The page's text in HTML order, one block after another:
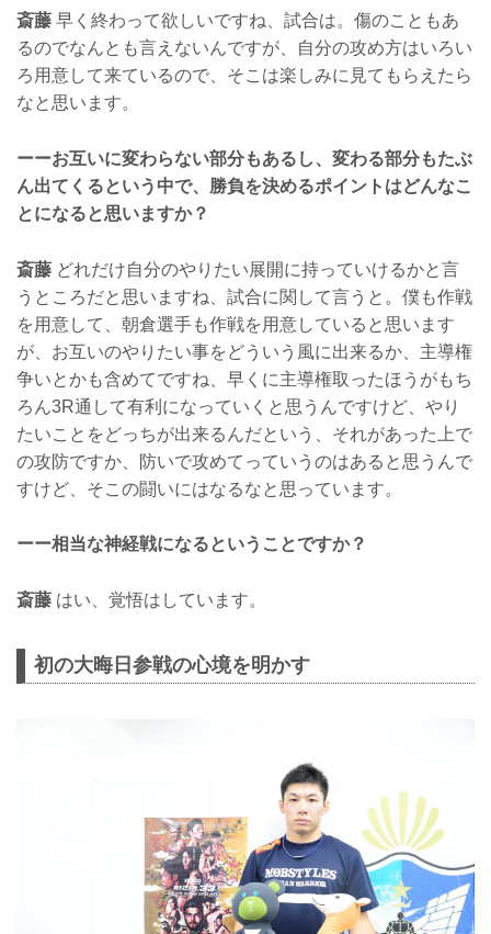
斎藤 早く終わって欲しいですね、試合は。傷のこともあ
るのでなんとも言えないんですが、自分の攻め方はいろい
ろ用意して来ているので、そこは楽しみに見てもらえたら
なと思います。
ーーお互いに変わらない部分もあるし、変わる部分もたぶ
ん出てくるという中で、勝負を決めるポイントはどんなこ
とになると思いますか？
斎藤 どれだけ自分のやりたい展開に持っていけるかと言
うところだと思いますね、試合に関して言うと。僕も作戦
を用意して、朝倉選手も作戦を用意していると思います
が、お互いのやりたい事をどういう風に出来るか、主導権
争いとかも含めてですね、早くに主導権取ったほうがもち
ろん3R通して有利になっていくと思うんですけど、やり
たいことをどっちが出来るんだという、それがあった上で
の攻防ですか、防いで攻めてっていうのはあると思うんで
すけど、そこの闘いにはなるなと思っています。
ーー相当な神経戦になるということですか？
斎藤 はい、覚悟はしています。
初の大晦日参戦の心境を明かす